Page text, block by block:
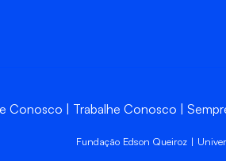
Conosco Trabalhe Conosco
Fundação Edson Queiroz |